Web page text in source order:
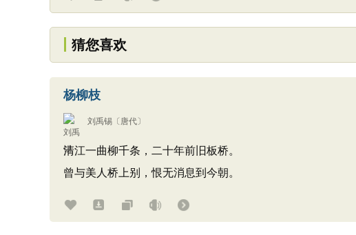
猜您喜欢
杨柳枝
刘禹锡 〔唐代〕
清江一曲柳千条，二十年前旧板桥。
曾与美人桥上别，恨无消息到今朝。